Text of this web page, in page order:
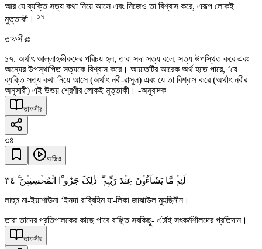
আর যে ব্যক্তি সত্য কথা নিয়ে আসে এবং নিজেও তা বিশ্বাস করে, এরূপ লোকই
মুত্তাকী। ১৭
তাফসীরঃ
১৭. অর্থাৎ আল্লাহভীরুদের পরিচয় হল, তারা সদা সত্য বলে, সত্য উপস্থিত করে এবং
অন্যের উপস্থাপিত সত্যকে বিশ্বাস করে। আয়াতটির আরেক অর্থ হতে পারে, ‘যে
ব্যক্তি সত্য কথা নিয়ে আসে (অর্থাৎ নবী-রাসূল) এবং যে তা বিশ্বাস করে (অর্থাৎ নবীর
অনুসারী) এই উভয় শ্রেণীর লোকই মুত্তাকী। -অনুবাদক
তাফসীর
৩৪
অডিও
لَہُمۡ مَّا یَشَآءُوۡنَ عِنۡدَ رَبِّہِمۡ ؕ ذٰلِکَ جَزٰٓوٴُا الۡمُحۡسِنِیۡنَ ۚۖ ٣٤
লাহুম মা-ইয়াশাঊনা ‘ইনদা রাব্বিহিম যা-লিকা জাঝাউল মুহছিনীন।
তারা তাদের প্রতিপালকের কাছে পাবে বাঞ্ছিত সবকিছু- এটাই সৎকর্মশীলদের প্রতিদান।
তাফসীর